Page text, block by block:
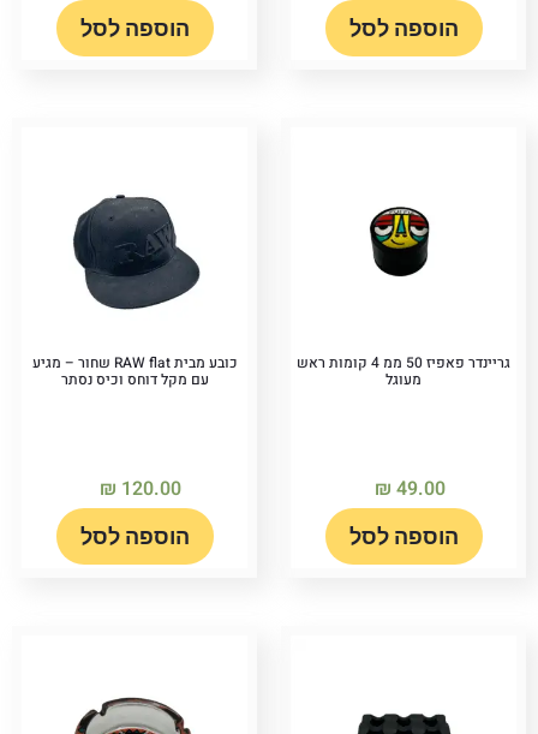
הוספה לסל הוספה לסל
גריינדר פאפיז 50 ממ 4 קומות ראש
מעוגל
₪ 49.00
הוספה לסל
כובע מבית RAW flat שחור – מגיע
עם מקל דוחס וכיס נסתר
₪ 120.00
הוספה לסל